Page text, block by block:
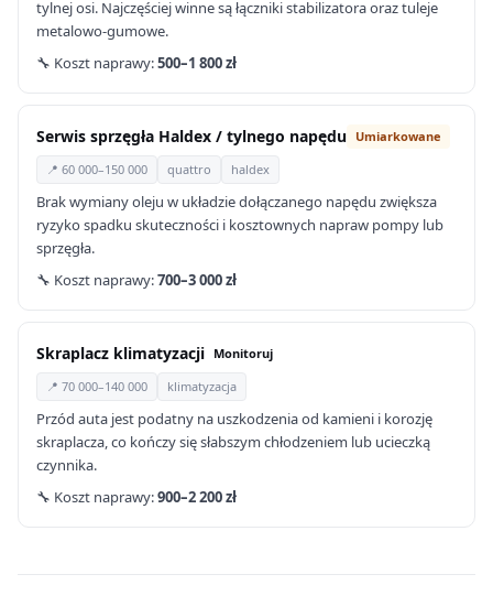
tylnej osi. Najczęściej winne są łączniki stabilizatora oraz tuleje
metalowo-gumowe.
🔧 Koszt naprawy:500–1 800 zł
Serwis sprzęgła Haldex / tylnego napędu Umiarkowane
📍 60 000–150 000 quattro haldex
Brak wymiany oleju w układzie dołączanego napędu zwiększa
ryzyko spadku skuteczności i kosztownych napraw pompy lub
sprzęgła.
🔧 Koszt naprawy:700–3 000 zł
Skraplacz klimatyzacji Monitoruj
📍 70 000–140 000 klimatyzacja
Przód auta jest podatny na uszkodzenia od kamieni i korozję
skraplacza, co kończy się słabszym chłodzeniem lub ucieczką
czynnika.
🔧 Koszt naprawy:900–2 200 zł